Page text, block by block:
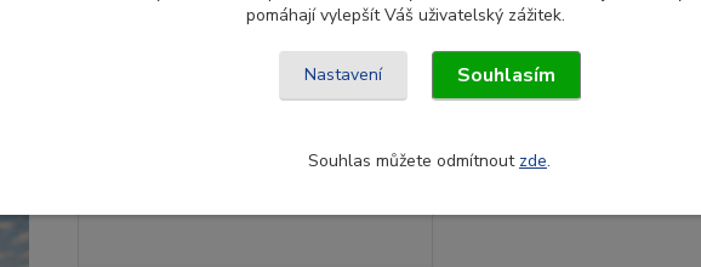
pomáhají vylepšít Váš uživatelský zážitek.
Nastavení Souhlasím
Souhlas můžete odmítnout zde.